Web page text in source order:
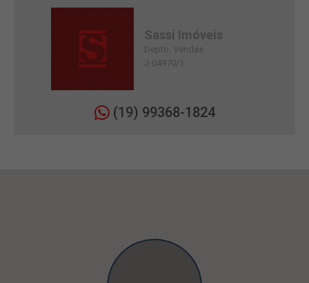
Sassi Imóveis
Depto. Vendas
J-04970/1
(19) 99368-1824